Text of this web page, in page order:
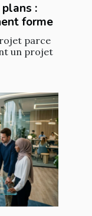
:
forme
parce
un projet